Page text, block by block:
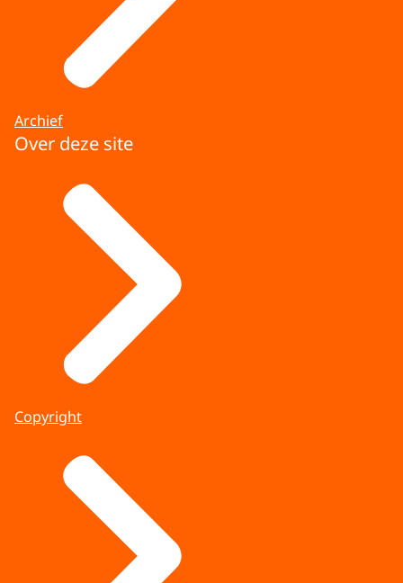
Archief
Over deze site
Copyright